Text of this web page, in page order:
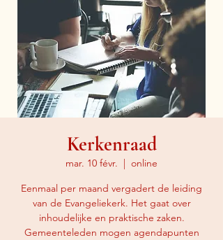
Kerkenraad
mar. 10 févr.
  |
online
Eenmaal per maand vergadert de leiding
van de Evangeliekerk. Het gaat over
inhoudelijke en praktische zaken.
Gemeenteleden mogen agendapunten